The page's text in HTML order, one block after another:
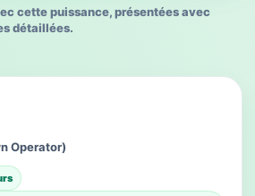
cette puissance, présentées avec
détaillées.
Operator)